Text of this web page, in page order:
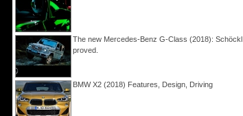
The new Mercedes-Benz G-Class (2018): Schöckl
proved.
BMW X2 (2018) Features, Design, Driving